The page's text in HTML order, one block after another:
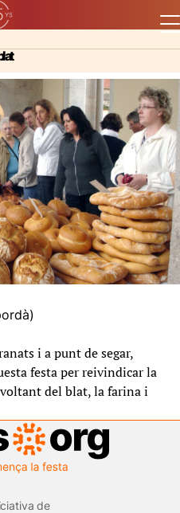
i a punt de segar,
festa per reivindicar la
del blat, la farina i
de